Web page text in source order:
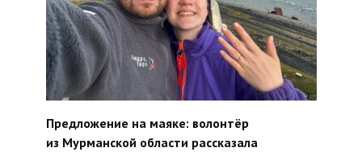
Предложение на маяке: волонтёр
из Мурманской области рассказала